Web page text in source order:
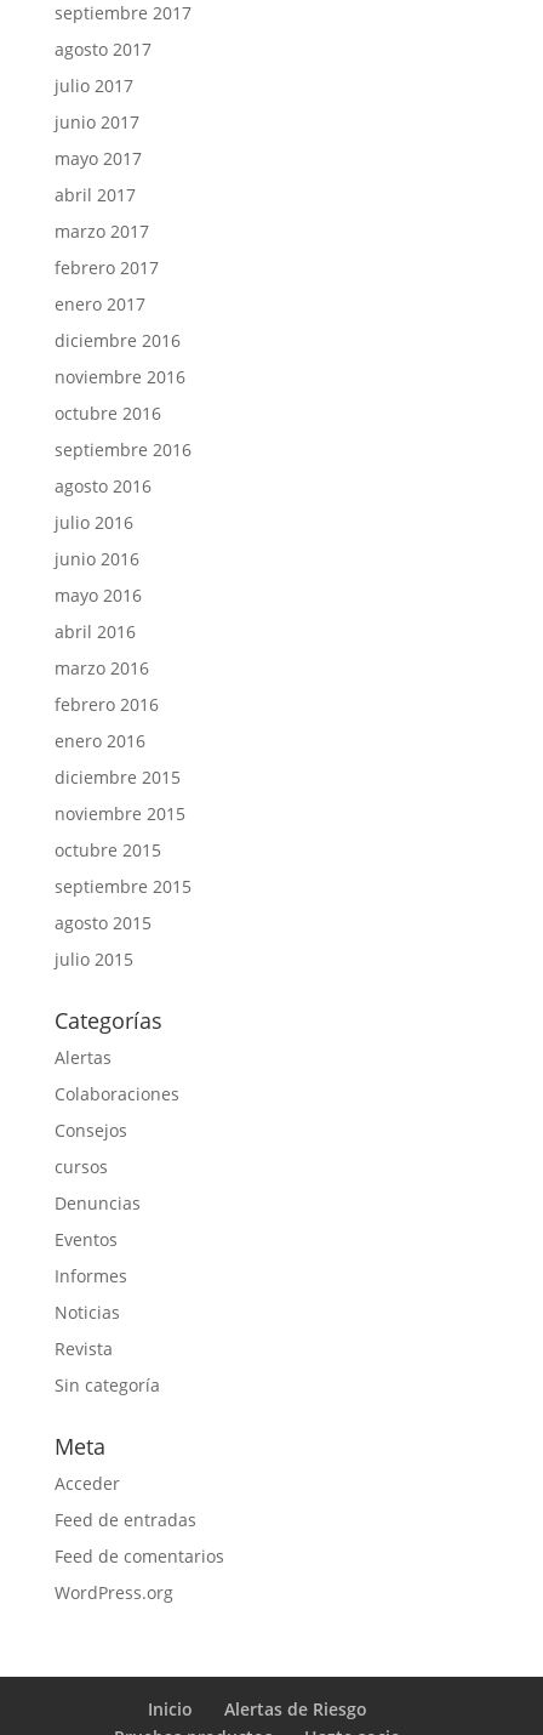
septiembre 2017
agosto 2017
julio 2017
junio 2017
mayo 2017
abril 2017
marzo 2017
febrero 2017
enero 2017
diciembre 2016
noviembre 2016
octubre 2016
septiembre 2016
agosto 2016
julio 2016
junio 2016
mayo 2016
abril 2016
marzo 2016
febrero 2016
enero 2016
diciembre 2015
noviembre 2015
octubre 2015
septiembre 2015
agosto 2015
julio 2015
Categorías
Alertas
Colaboraciones
Consejos
cursos
Denuncias
Eventos
Informes
Noticias
Revista
Sin categoría
Meta
Acceder
Feed de entradas
Feed de comentarios
WordPress.org
Inicio
Alertas de Riesgo